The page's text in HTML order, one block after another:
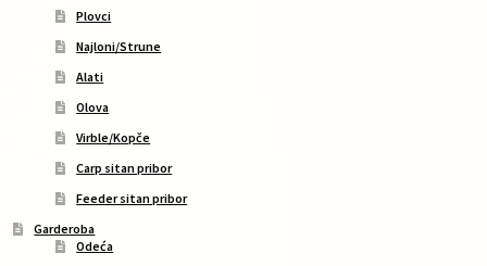
Plovci
Najloni/Strune
Alati
Olova
Virble/Kopče
Carp sitan pribor
Feeder sitan pribor
Garderoba
Odeća